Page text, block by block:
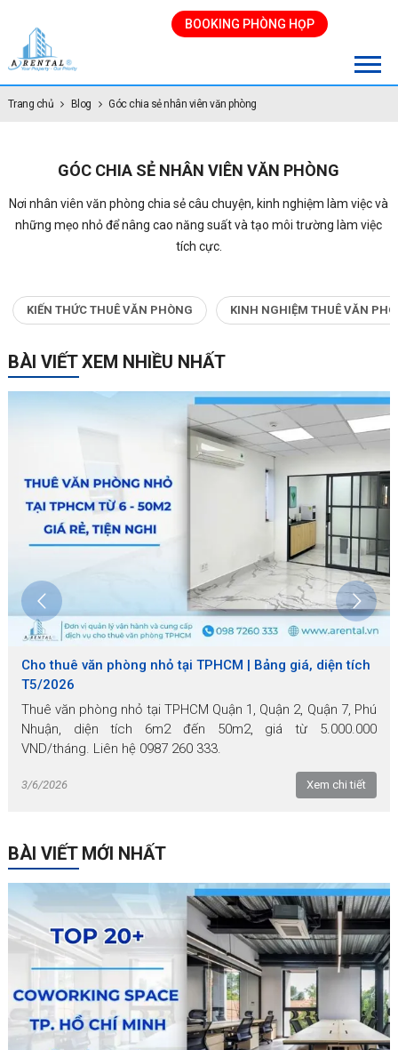
BOOKING PHÒNG HỌP
Trang chủ Blog Góc chia sẻ nhân viên văn phòng
GÓC CHIA SẺ NHÂN VIÊN VĂN PHÒNG
Nơi nhân viên văn phòng chia sẻ câu chuyện, kinh nghiệm làm việc và
những mẹo nhỏ để nâng cao năng suất và tạo môi trường làm việc
tích cực.
KIẾN THỨC THUÊ VĂN PHÒNG KINH NGHIỆM THUÊ VĂN
BÀI VIẾT XEM NHIỀU NHẤT
Cho thuê văn phòng nhỏ tại TPHCM | Bảng giá, diện tích
T5/2026
Thuê văn phòng nhỏ tại TPHCM Quận 1, Quận 2, Quận 7, Phú
Nhuận, diện tích 6m2 đến 50m2, giá từ 5.000.000
VND/tháng. Liên hệ 0987 260 333.
3/6/2026 Xem chi tiết
BÀI VIẾT MỚI NHẤT